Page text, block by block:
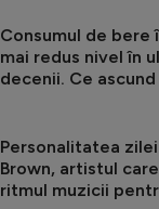
Consumul de bere
mai redus nivel în
decenii. Ce
Personalitatea
Brown, artistul
ritmul muzicii